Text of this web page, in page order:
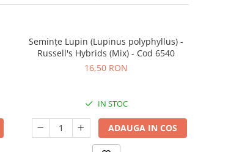
Semințe Lupin (Lupinus polyphyllus) -
Russell's Hybrids (Mix) - Cod 6540
16,50 RON
IN STOC
ADAUGA IN COS